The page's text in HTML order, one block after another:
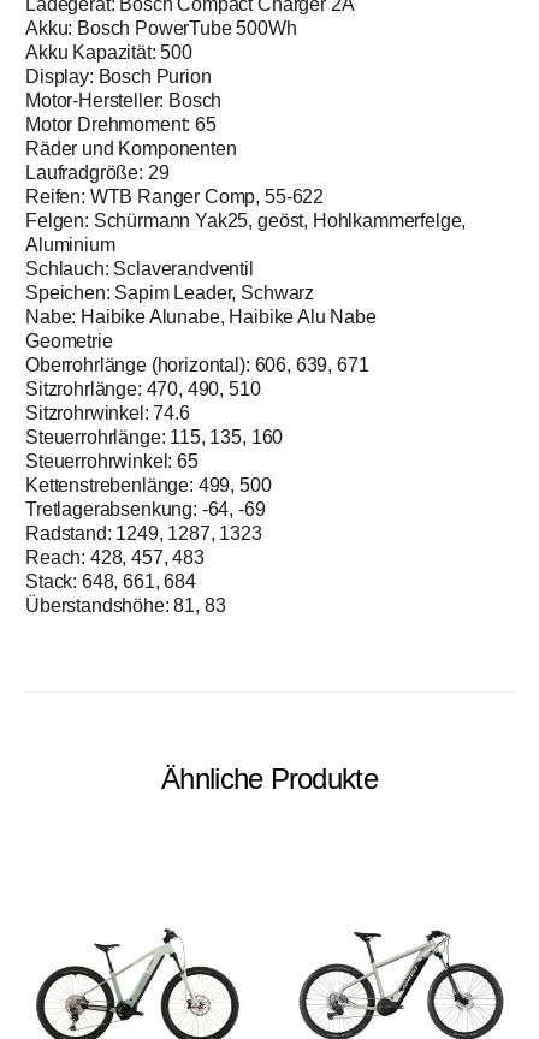
Ladegerät: Bosch Compact Charger 2A
Akku: Bosch PowerTube 500Wh
Akku Kapazität: 500
Display: Bosch Purion
Motor-Hersteller: Bosch
Motor Drehmoment: 65
Räder und Komponenten
Laufradgröße: 29
Reifen: WTB Ranger Comp, 55-622
Felgen: Schürmann Yak25, geöst, Hohlkammerfelge,
Aluminium
Schlauch: Sclaverandventil
Speichen: Sapim Leader, Schwarz
Nabe: Haibike Alunabe, Haibike Alu Nabe
Geometrie
Oberrohrlänge (horizontal): 606, 639, 671
Sitzrohrlänge: 470, 490, 510
Sitzrohrwinkel: 74.6
Steuerrohrlänge: 115, 135, 160
Steuerrohrwinkel: 65
Kettenstrebenlänge: 499, 500
Tretlagerabsenkung: -64, -69
Radstand: 1249, 1287, 1323
Reach: 428, 457, 483
Stack: 648, 661, 684
Überstandshöhe: 81, 83
Ähnliche Produkte